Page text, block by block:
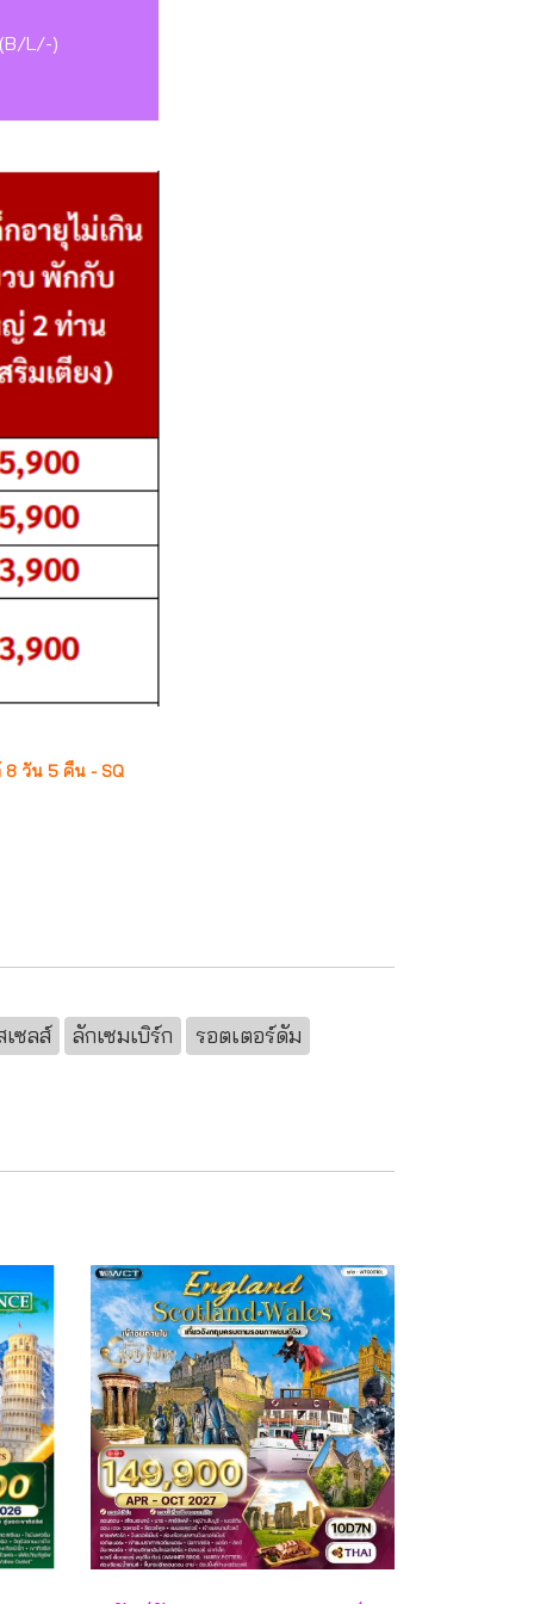
(B/L/-)
8 วัน 5 คืน - SQ
เซลส์ ลักเซมเบิร์ก
รอตเตอร์ดัม